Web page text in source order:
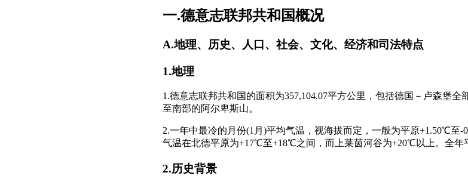
一.德意志联邦共和国概况
A.地理、历史、人口、社会、文化、经济和司法特点
1.地理
1.德意志联邦共和国的面积为357,104.07平方公里，包括德国－卢森堡
至南部的阿尔卑斯山。
2.一年中最冷的月份(1月)平均气温，视海拔而定，一般为平原+1.50℃
气温在北德平原为+17℃至+18℃之间，而上莱茵河谷为+20℃以上。全年
2.历史背景